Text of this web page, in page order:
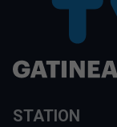
STATION